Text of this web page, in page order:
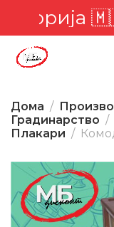
Дома
Градинарство
Плакари